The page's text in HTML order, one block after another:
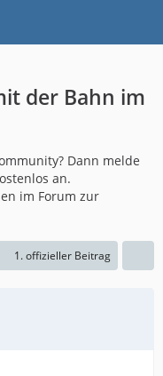
der Bahn im
Dann melde
an.
im Forum zur
1. offizieller Beitrag